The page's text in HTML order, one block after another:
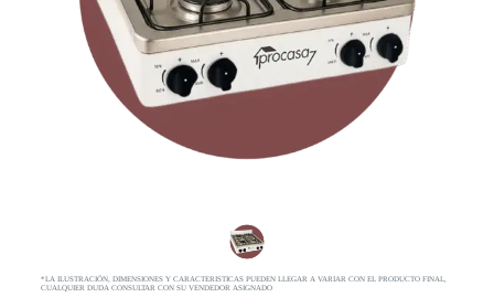
*LA ILUSTRACIÓN, DIMENSIONES Y CARACTERISTICAS PUEDEN LLEGAR A VARIAR CON EL PRODUCTO FINAL,
CUALQUIER DUDA CONSULTAR CON SU VENDEDOR ASIGNADO